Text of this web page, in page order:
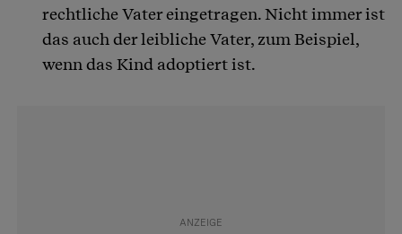
rechtliche Vater eingetragen. Nicht immer ist
das auch der leibliche Vater, zum Beispiel,
wenn das Kind adoptiert ist.